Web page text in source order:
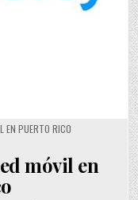
EN PUERTO RICO
móvil en